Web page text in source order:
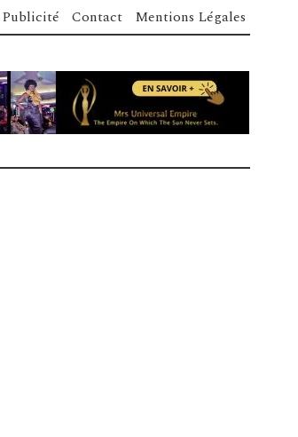
Publicité Contact Mentions Légales